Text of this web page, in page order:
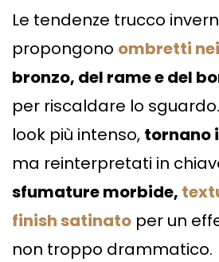
Le tendenze trucco
propongono ombretti
bronzo, del rame e del
per riscaldare lo
look più intenso, tornano
ma reinterpretati in
sfumature morbide,
finish satinato per un
non troppo drammatico.